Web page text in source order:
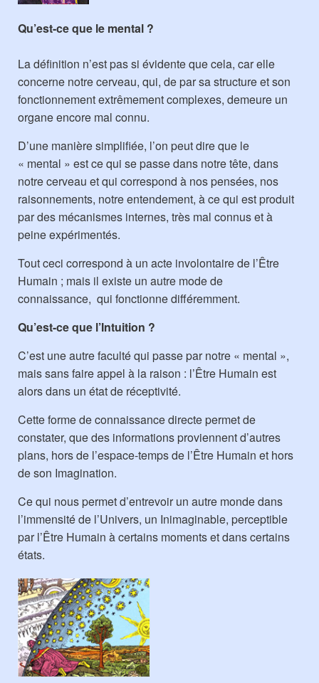
Qu’est-ce que le mental ?
La définition n’est pas si évidente que cela, car elle
concerne notre cerveau, qui, de par sa structure et son
fonctionnement extrêmement complexes, demeure un
organe encore mal connu.
D’une manière simplifiée, l’on peut dire que le
« mental » est ce qui se passe dans notre tête, dans
notre cerveau et qui correspond à nos pensées, nos
raisonnements, notre entendement, à ce qui est produit
par des mécanismes internes, très mal connus et à
peine expérimentés.
Tout ceci correspond à un acte involontaire de l’Être
Humain ; mais il existe un autre mode de
connaissance, qui fonctionne différemment.
Qu’est-ce que l’Intuition ?
C’est une autre faculté qui passe par notre « mental »,
mais sans faire appel à la raison : l’Être Humain est
alors dans un état de réceptivité.
Cette forme de connaissance directe permet de
constater, que des informations proviennent d’autres
plans, hors de l’espace-temps de l’Être Humain et hors
de son Imagination.
Ce qui nous permet d’entrevoir un autre monde dans
l’immensité de l’Univers, un Inimaginable, perceptible
par l’Être Humain à certains moments et dans certains
états.